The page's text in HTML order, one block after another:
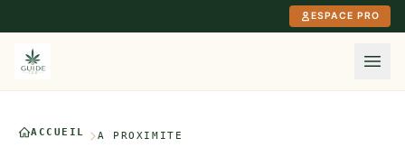
ESPACE PRO
ACCUEIL À PROXIMITÉ